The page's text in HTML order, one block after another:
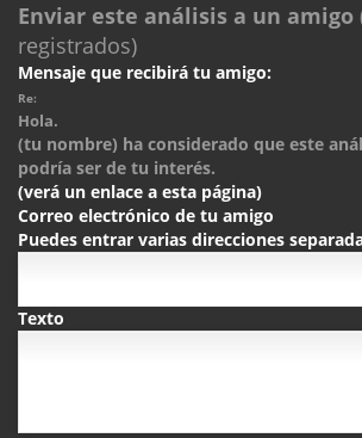
Enviar este análisis a un amigo
registrados)
Mensaje que recibirá tu amigo:
Re:
Hola.
(tu nombre) ha considerado que este
podría ser de tu interés.
(verá un enlace a esta página)
Correo electrónico de tu amigo
Puedes entrar varias direcciones
Texto